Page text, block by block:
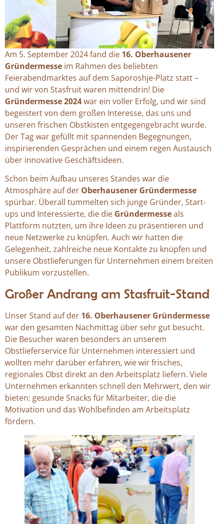
Am 5. September 2024 fand die 16. Oberhausener
Gründermesse im Rahmen des beliebten
Feierabendmarktes auf dem Saporoshje-Platz statt –
und wir von Stasfruit waren mittendrin! Die
Gründermesse 2024war ein voller Erfolg, und wir sind
begeistert von dem großen Interesse, das uns und
unseren frischen Obstkisten entgegengebracht wurde.
Der Tag war gefüllt mit spannenden Begegnungen,
inspirierenden Gesprächen und einem regen Austausch
über innovative Geschäftsideen.
Schon beim Aufbau unseres Standes war die
Atmosphäre auf der Oberhausener Gründermesse
spürbar. Überall tummelten sich junge Gründer, Start-
ups und Interessierte, die die Gründermesseals
Plattform nutzten, um ihre Ideen zu präsentieren und
neue Netzwerke zu knüpfen. Auch wir hatten die
Gelegenheit, zahlreiche neue Kontakte zu knüpfen und
unsere Obstlieferungen für Unternehmen einem breiten
Publikum vorzustellen.
Großer Andrang am Stasfruit-Stand
Unser Stand auf der 16. Oberhausener Gründermesse
war den gesamten Nachmittag über sehr gut besucht.
Die Besucher waren besonders an unserem
Obstlieferservice für Unternehmen interessiert und
wollten mehr darüber erfahren, wie wir frisches,
regionales Obst direkt an den Arbeitsplatz liefern. Viele
Unternehmen erkannten schnell den Mehrwert, den wir
bieten: gesunde Snacks für Mitarbeiter, die die
Motivation und das Wohlbefinden am Arbeitsplatz
fördern.